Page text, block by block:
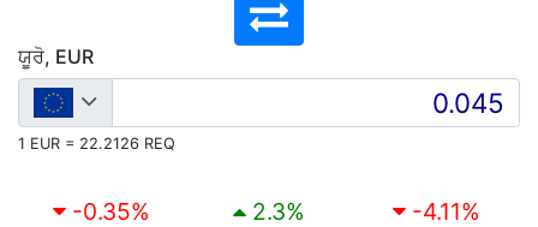
ਯੂਰੋ, EUR
1 EUR = 22.2126 REQ
-0.35% 2.3% -4.11%